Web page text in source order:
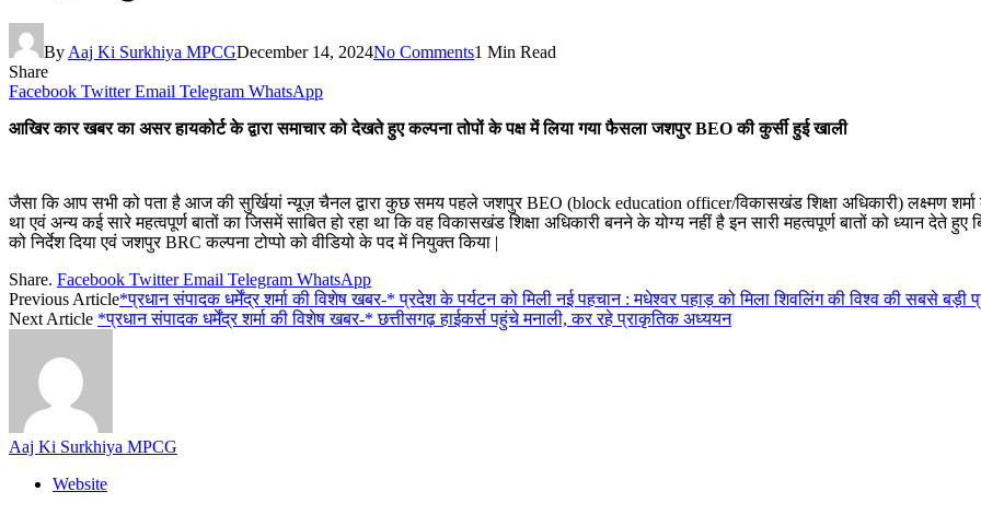
By Aaj Ki Surkhiya MPCGDecember 14, 2024No Comments1 Min Read
Share
Facebook Twitter Email Telegram WhatsApp
आखिर कार खबर का असर हायकोर्ट के द्वारा समाचार को देखते हुए कल्पना तोपों के पक्ष में लिया गया फैसला जशपुर BEO की कुर्सी हुई खाली
जैसा कि आप सभी को पता है आज की सुर्खियां न्यूज़ चैनल द्वारा कुछ समय पहले जशपुर BEO (block education officer/विकासखंड शिक्षा अधिकारी) लक्ष्मण
था एवं अन्य कई सारे महत्वपूर्ण बातों का जिसमें साबित हो रहा था कि वह विकासखंड शिक्षा अधिकारी बनने के योग्य नहीं है इन सारी महत्वपूर्ण बातों को ध्यान देते
को निर्देश दिया एवं जशपुर BRC कल्पना टोप्पो को वीडियो के पद में नियुक्त किया |
Share. Facebook Twitter Email Telegram WhatsApp
Previous Article*प्रधान संपादक धर्मेंद्र शर्मा की विशेष खबर-* प्रदेश के पर्यटन को मिली नई पहचान : मधेश्वर पहाड़ को मिला शिवलिंग की विश्व की सबसे बड़ी
Next Article *प्रधान संपादक धर्मेंद्र शर्मा की विशेष खबर-* छत्तीसगढ़ हाईकर्स पहुंचे मनाली, कर रहे प्राकृतिक अध्ययन
Aaj Ki Surkhiya MPCG
Website